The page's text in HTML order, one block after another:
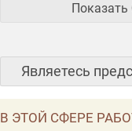
Показать
Являетесь
В ЭТОЙ СФЕРЕ